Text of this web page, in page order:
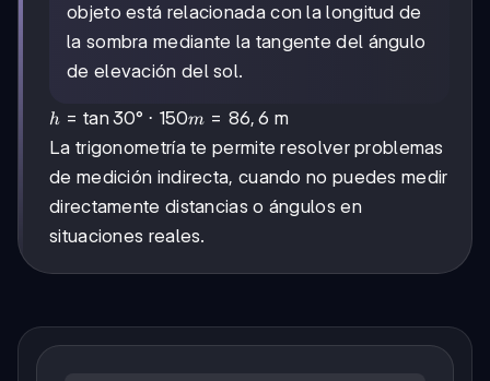
objeto está relacionada con la longitud de
la sombra mediante la tangente del ángulo
de elevación del sol.
h =
\tan
30°
\cdot
150m
=
86,6
h = tan30° ⋅ 150m = 86, 6 m
La trigonometría te permite resolver problemas
de medición indirecta, cuando no puedes medir
directamente distancias o ángulos en
situaciones reales.